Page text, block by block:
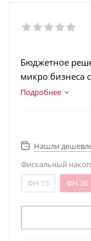
Бюджетное
микро бизнеса
способностью
Подробнее
Нашли
Фискальный
ФН 15
ФН 36